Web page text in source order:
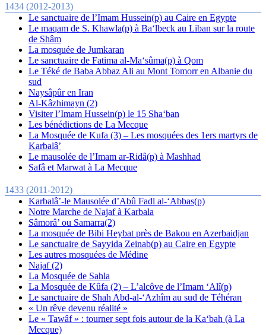
1434 (2012-2013)
Le sanctuaire de l’Imam Hussein(p) au Caire en Egypte
Le maqam de S. Khawla(p) à Ba‘lbeck au Liban sur la route
de Shâm
La mosquée de Jumkaran
Le sanctuaire de Fatima al-Ma‘sûma(p) à Qom
Le Téké de Baba Abbaz Ali au Mont Tomorr en Albanie du
sud
Naysâpûr en Iran
Al-Kâzhimayn (2)
Visiter l’Imam Hussein(p) le 15 Sha‘ban
Les bénédictions de La Mecque
La Mosquée de Kufa (3) – Les mosquées des 1ers martyrs de
Karbalâ’
Le mausolée de l’Imam ar-Ridâ(p) à Mashhad
Safâ et Marwat à La Mecque
1433 (2011-2012)
Karbalâ’-le Mausolée d’Abû Fadl al-‘Abbas(p)
Notre Marche de Najaf à Karbala
Sâmorâ’ ou Samarra(2)
La mosquée de Bibi Heybat près de Bakou en Azerbaidjan
Le sanctuaire de Sayyida Zeinab(p) au Caire en Egypte
Les autres mosquées de Médine
Najaf (2)
La Mosquée de Sahla
La Mosquée de Kûfa (2) – L’alcôve de l’Imam ‘Alî(p)
Le sanctuaire de Shah Abd-al-‘Azhîm au sud de Téhéran
« Un rêve devenu réalité »
Le « Tawâf » : tourner sept fois autour de la Ka‘bah (à La
Mecque)